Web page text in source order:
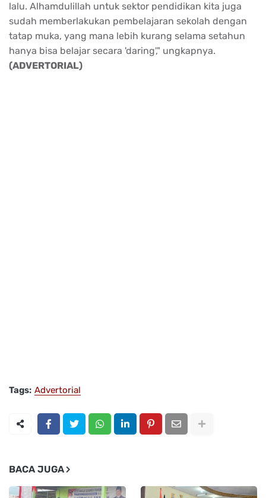
lalu. Alhamdulillah untuk sektor pendidikan kita juga
sudah memberlakukan pembelajaran sekolah dengan
tatap muka, yang mana lebih kurang selama setahun
hanya bisa belajar secara 'daring'," ungkapnya.
(ADVERTORIAL)
Tags: Advertorial
BACA JUGA